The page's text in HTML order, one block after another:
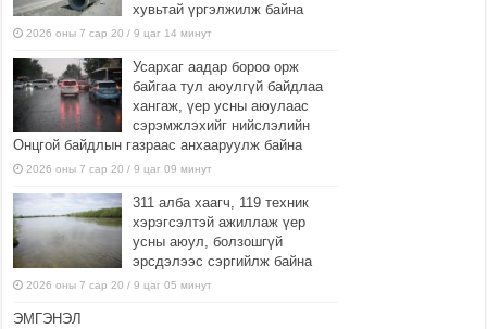
хувьтай үргэлжилж байна
2026 оны 7 сар 20 / 9 цаг 14 минут
Усархаг аадар бороо орж
байгаа тул аюулгүй байдлаа
хангаж, үер усны аюулаас
сэрэмжлэхийг нийслэлийн
Онцгой байдлын газраас анхааруулж байна
2026 оны 7 сар 20 / 9 цаг 09 минут
311 алба хаагч, 119 техник
хэрэгсэлтэй ажиллаж үер
усны аюул, болзошгүй
эрсдэлээс сэргийлж байна
2026 оны 7 сар 20 / 9 цаг 05 минут
ЭМГЭНЭЛ